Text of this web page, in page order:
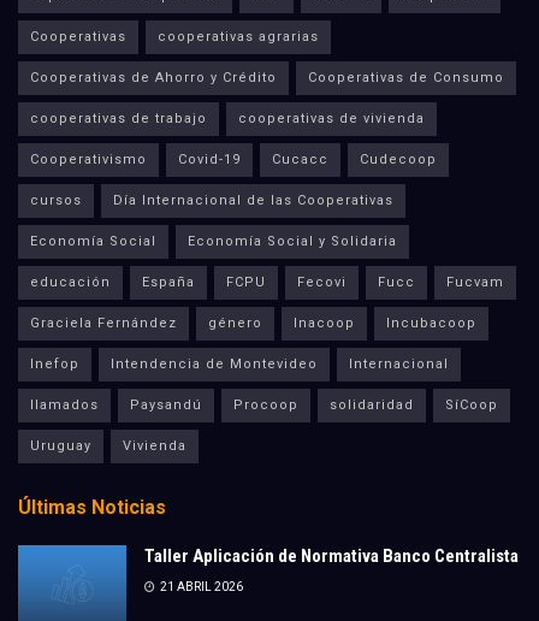
Cooperativas cooperativas agrarias
Cooperativas de Ahorro y Crédito Cooperativas de Consumo
cooperativas de trabajo cooperativas de vivienda
Cooperativismo Covid-19 Cucacc Cudecoop
cursos Día Internacional de las Cooperativas
Economía Social Economía Social y Solidaria
educación España FCPU Fecovi Fucc Fucvam
Graciela Fernández género Inacoop Incubacoop
Inefop Intendencia de Montevideo Internacional
llamados Paysandú Procoop solidaridad SíCoop
Uruguay Vivienda
Últimas Noticias
Taller Aplicación de Normativa Banco Centralista
21 ABRIL 2026